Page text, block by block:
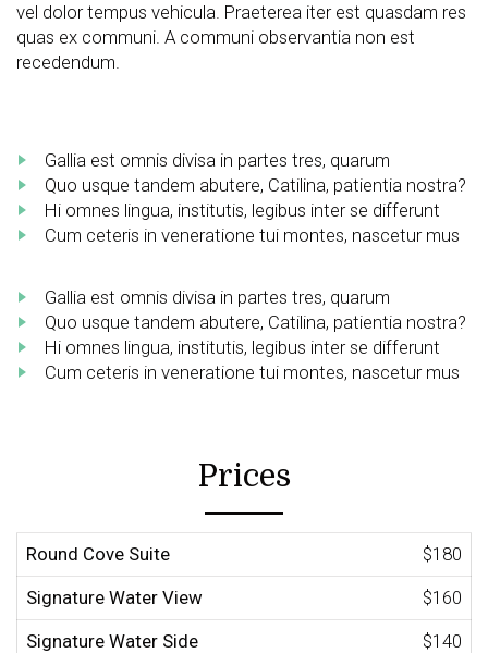
vel dolor tempus vehicula. Praeterea iter est quasdam res
quas ex communi. A communi observantia non est
recedendum.
Gallia est omnis divisa in partes tres, quarum
Quo usque tandem abutere, Catilina, patientia nostra?
Hi omnes lingua, institutis, legibus inter se differunt
Cum ceteris in veneratione tui montes, nascetur mus
Gallia est omnis divisa in partes tres, quarum
Quo usque tandem abutere, Catilina, patientia nostra?
Hi omnes lingua, institutis, legibus inter se differunt
Cum ceteris in veneratione tui montes, nascetur mus
Prices
Round Cove Suite
$180
Signature Water View
$160
Signature Water Side
$140